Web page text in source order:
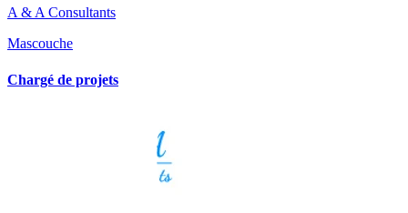
A & A Consultants
Mascouche
Chargé de projets